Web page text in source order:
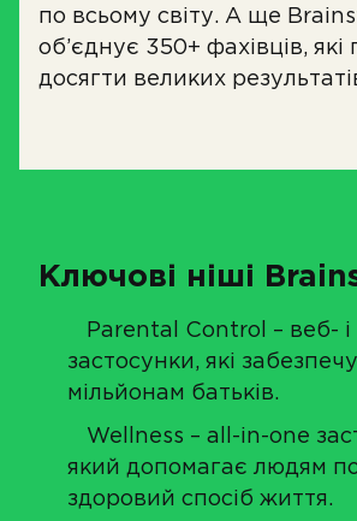
по всьому світу. А ще
об’єднує 350+ фахівців, які
досягти великих
Ключові ніші
Parental Control – веб- і
застосунки, які
мільйонам батьків.
Wellness – all-in-one
який допомагає людям
здоровий спосіб життя.